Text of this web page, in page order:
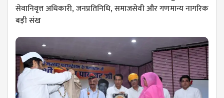
सेवानिवृत्त अधिकारी, जनप्रतिनिधि, समाजसेवी और गणमान्य नागरिक
बड़ी संख